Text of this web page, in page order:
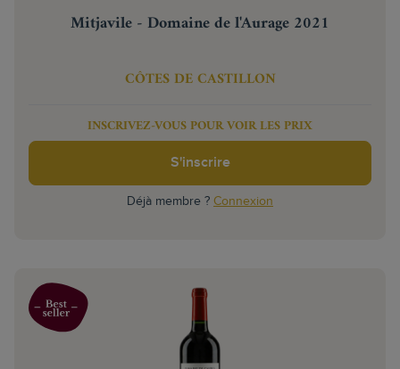
Mitjavile - Domaine de l'Aurage 2021
CÔTES DE CASTILLON
INSCRIVEZ-VOUS POUR VOIR LES PRIX
S'inscrire
Déjà membre ? Connexion